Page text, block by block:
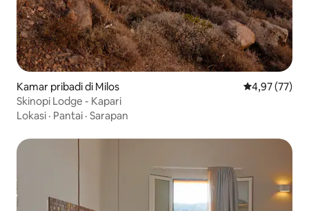
Kamar pribadi di Milos Nilai rata-rata
4,97 (77)
Skinopi Lodge - Kapari
Lokasi · Pantai · Sarapan